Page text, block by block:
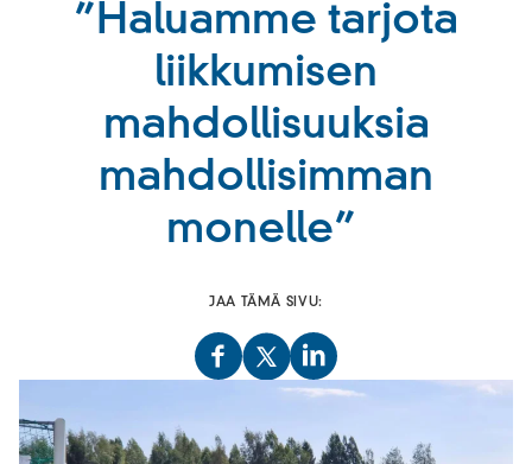
”Haluamme tarjota
liikkumisen
mahdollisuuksia
mahdollisimman
monelle”
JAA TÄMÄ SIVU: